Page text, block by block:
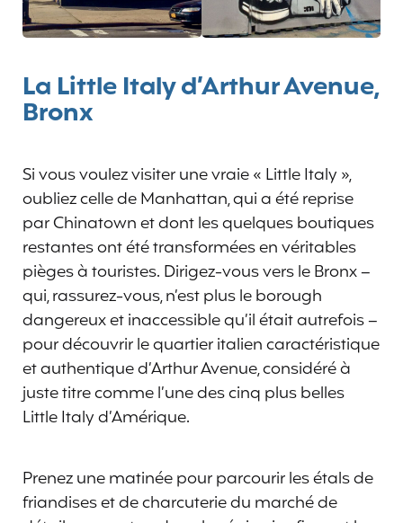
La Little Italy d’Arthur Avenue,
Bronx
Si vous voulez visiter une vraie « Little Italy »,
oubliez celle de Manhattan, qui a été reprise
par Chinatown et dont les quelques boutiques
restantes ont été transformées en véritables
pièges à touristes. Dirigez-vous vers le Bronx –
qui, rassurez-vous, n’est plus le borough
dangereux et inaccessible qu’il était autrefois –
pour découvrir le quartier italien caractéristique
et authentique d’Arthur Avenue, considéré à
juste titre comme l’une des cinq plus belles
Little Italy d’Amérique.
Prenez une matinée pour parcourir les étals de
friandises et de charcuterie du marché de